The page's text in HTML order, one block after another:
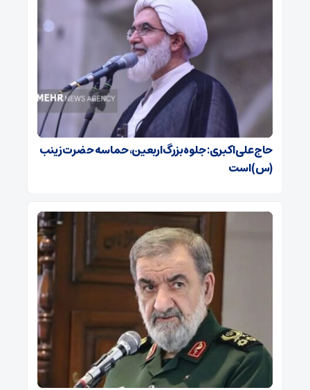
حاج‌علی‌اکبری: جلوه بزرگ اربعین، حماسه حضرت زینب
(س) است